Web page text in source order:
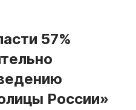
57%
России»